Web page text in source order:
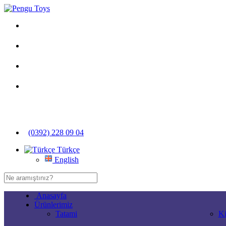
(0392) 228 09 04
Türkçe
English
Anasayfa
Ürünlerimiz
Tatami